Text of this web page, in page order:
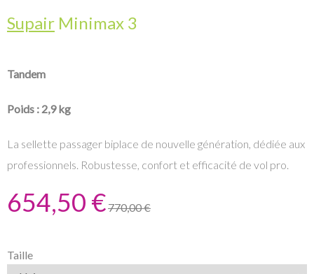
Supair Minimax 3
Tandem
Poids : 2,9 kg
La sellette passager biplace de nouvelle génération, dédiée aux
professionnels. Robustesse, confort et efficacité de vol pro.
654,50 €770,00 €
Taille